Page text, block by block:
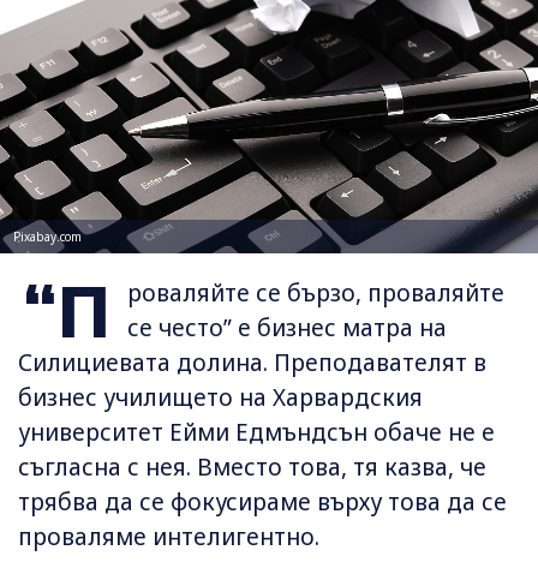
Pixabay.com
“П
роваляйте се бързо, проваляйте
се често” е бизнес матра на
Силициевата долина. Преподавателят в
бизнес училището на Харвардския
университет Ейми Едмъндсън обаче не е
съгласна с нея. Вместо това, тя казва, че
трябва да се фокусираме върху това да се
проваляме интелигентно.